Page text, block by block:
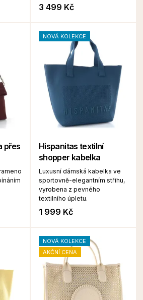
3 499 Kč
přes
NOVÁ KOLEKCE
Hispanitas textilní
shopper kabelka
Luxusní dámská kabelka ve
sportovně-elegantním střihu,
vyrobena z pevného
textilního úpletu.
1 999 Kč
NOVÁ KOLEKCE
AKČNÍ CENA